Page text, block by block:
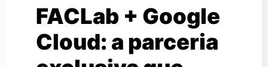
FACLab + Google
Cloud: a parceria